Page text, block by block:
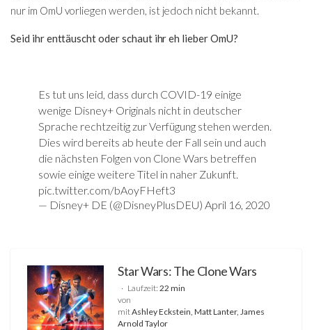
nur im OmU vorliegen werden, ist jedoch nicht bekannt.
Seid ihr enttäuscht oder schaut ihr eh lieber OmU?
Es tut uns leid, dass durch COVID-19 einige
wenige Disney+ Originals nicht in deutscher
Sprache rechtzeitig zur Verfügung stehen werden.
Dies wird bereits ab heute der Fall sein und auch
die nächsten Folgen von Clone Wars betreffen
sowie einige weitere Titel in naher Zukunft.
pic.twitter.com/bAoyFHeft3
— Disney+ DE (@DisneyPlusDEU) April 16, 2020
Star Wars: The Clone Wars
Laufzeit: 22 min
von
mitAshley Eckstein, Matt Lanter, James
Arnold Taylor